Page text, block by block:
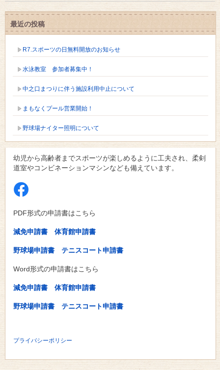
最近の投稿
R7.スポーツの日無料開放のお知らせ
水泳教室 参加者募集中！
中之口まつりに伴う施設利用中止について
まもなくプール営業開始！
野球場ナイター照明について
幼児から高齢者までスポーツが楽しめるように工夫され、柔剣
道室やコンビネーションマシンなども備えています。
PDF形式の申請書はこちら
減免申請書 体育館申請書
野球場申請書 テニスコート申請書
Word形式の申請書はこちら
減免申請書 体育館申請書
野球場申請書 テニスコート申請書
プライバシーポリシー